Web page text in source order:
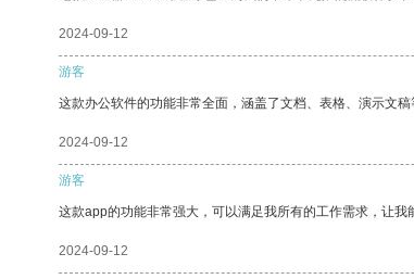
2024-09-12
游客
这款办公软件的功能非常全面，涵盖了文档、表格、演示文
2024-09-12
游客
这款app的功能非常强大，可以满足我所有的工作需求，让我
2024-09-12